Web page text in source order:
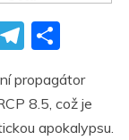
T
e
gr
ar
e
propagátor
8.5, což je
apokalypsu.